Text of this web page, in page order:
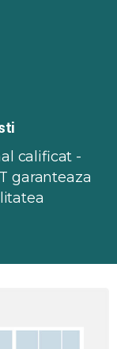
calificat -
garanteaza